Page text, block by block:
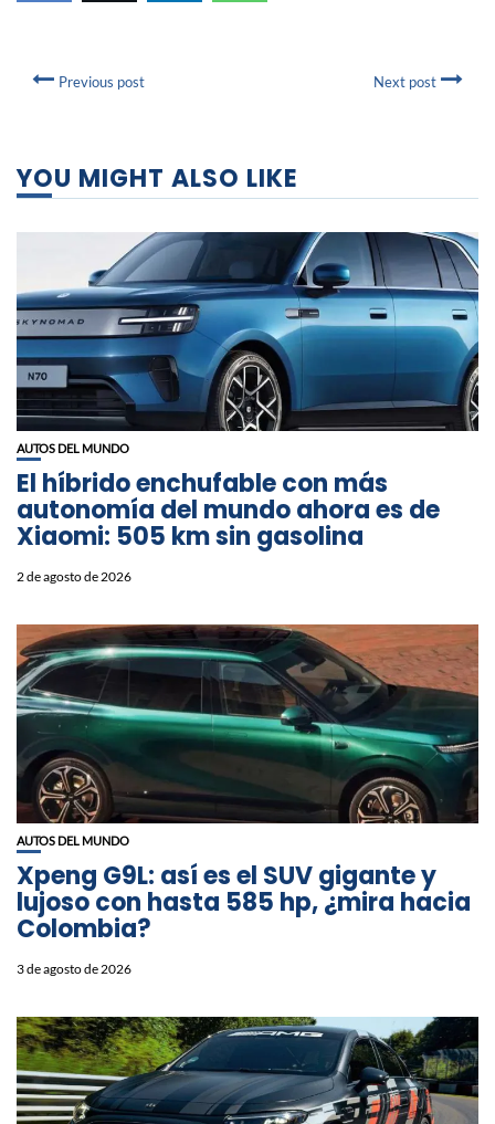
Previous post Next post
YOU MIGHT ALSO LIKE
AUTOS DEL MUNDO
El híbrido enchufable con más
autonomía del mundo ahora es de
Xiaomi: 505 km sin gasolina
2 de agosto de 2026
AUTOS DEL MUNDO
Xpeng G9L: así es el SUV gigante y
lujoso con hasta 585 hp, ¿mira hacia
Colombia?
3 de agosto de 2026